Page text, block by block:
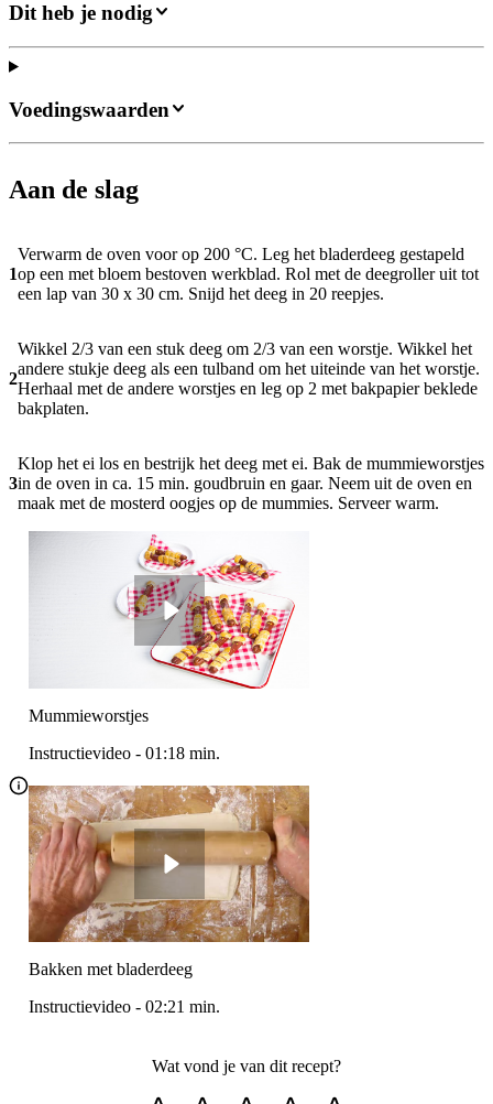
Dit heb je nodig
Aan de slag
1
Verwarm de oven voor op 200 °C. Leg het bladerdeeg gestapeld
op een met bloem bestoven werkblad. Rol met de deegroller uit tot
een lap van 30 x 30 cm. Snijd het deeg in 20 reepjes.
2
Wikkel 2/3 van een stuk deeg om 2/3 van een worstje. Wikkel het
andere stukje deeg als een tulband om het uiteinde van het worstje.
Herhaal met de andere worstjes en leg op 2 met bakpapier beklede
bakplaten.
3
Klop het ei los en bestrijk het deeg met ei. Bak de mummieworstjes
in de oven in ca. 15 min. goudbruin en gaar. Neem uit de oven en
maak met de mosterd oogjes op de mummies. Serveer warm.
Mummieworstjes
Instructievideo - 01:18 min.
Bakken met bladerdeeg
Instructievideo - 02:21 min.
Wat vond je van dit recept?
Voedingswaarden